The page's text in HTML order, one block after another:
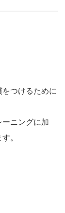
つけるために
ーニングに加
。